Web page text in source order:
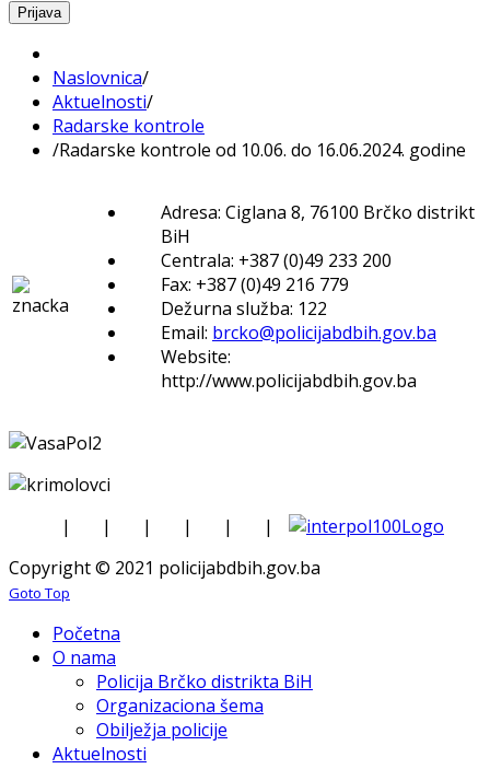
Prijava
Naslovnica/
Aktuelnosti/
Radarske kontrole
/Radarske kontrole od 10.06. do 16.06.2024. godine
Adresa: Ciglana 8, 76100 Brčko distrikt
BiH
Centrala: +387 (0)49 233 200
Fax: +387 (0)49 216 779
Dežurna služba: 122
Email: brcko@policijabdbih.gov.ba
Website:
http://www.policijabdbih.gov.ba
| | | | |
|
Copyright © 2021 policijabdbih.gov.ba
Goto Top
Početna
O nama
Policija Brčko distrikta BiH
Organizaciona šema
Obilježja policije
Aktuelnosti